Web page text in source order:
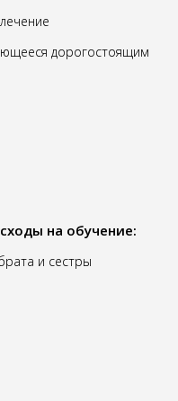
дорогостоящим
на обучение:
и сестры